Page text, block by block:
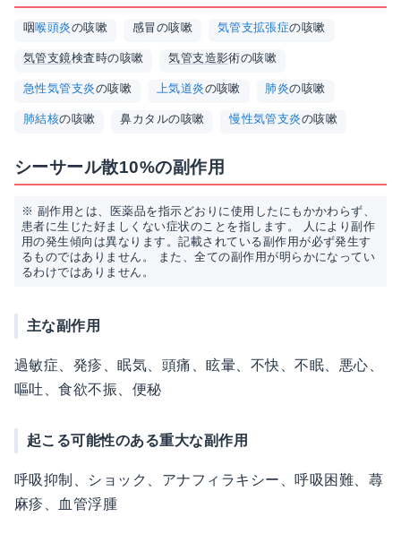
咽喉頭炎の咳嗽 感冒の咳嗽 気管支拡張症の咳嗽
気管支鏡検査時の咳嗽 気管支造影術の咳嗽
急性気管支炎の咳嗽 上気道炎の咳嗽 肺炎の咳嗽
肺結核の咳嗽 鼻カタルの咳嗽 慢性気管支炎の咳嗽
シーサール散10%の副作用
※ 副作用とは、医薬品を指示どおりに使用したにもかかわらず、
患者に生じた好ましくない症状のことを指します。 人により副作
用の発生傾向は異なります。記載されている副作用が必ず発生す
るものではありません。 また、全ての副作用が明らかになってい
るわけではありません。
主な副作用
過敏症、発疹、眠気、頭痛、眩暈、不快、不眠、悪心、
嘔吐、食欲不振、便秘
起こる可能性のある重大な副作用
呼吸抑制、ショック、アナフィラキシー、呼吸困難、蕁
麻疹、血管浮腫